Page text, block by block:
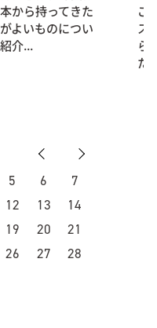
から持ってきた
よいものについ
介...
ご
ス
ら
た
5 6
7
12 13
14
19 20
21
26 27
28